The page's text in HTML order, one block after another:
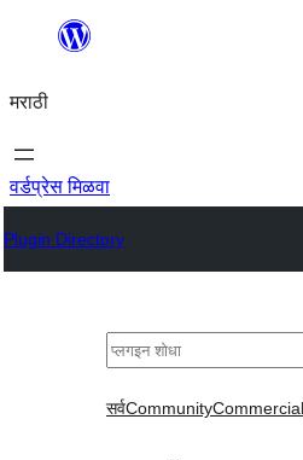
सामुग्रीवर
मराठी
वर्डप्रेस मिळवा
Plugin Directory
शोधा
सर्वCommunityCommercial